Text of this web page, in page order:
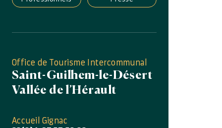
Office de Tourisme Intercommunal
Saint-Guilhem-le-Désert
Vallée de l’Hérault
Accueil Gignac